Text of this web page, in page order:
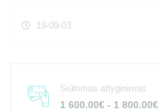
19-09-03
Siūlomas atlyginimas
1 600.00€ - 1 800.00€